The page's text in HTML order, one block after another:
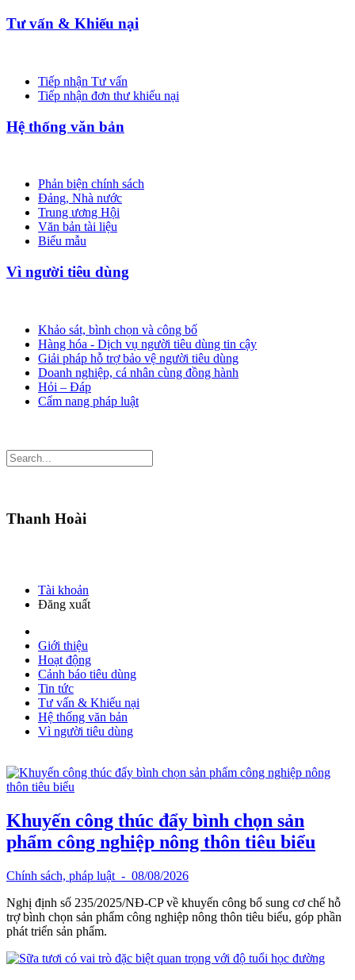
Tư vấn & Khiếu nại
Tiếp nhận Tư vấn
Tiếp nhận đơn thư khiếu nại
Hệ thống văn bản
Phản biện chính sách
Đảng, Nhà nước
Trung ương Hội
Văn bản tài liệu
Biểu mẫu
Vì người tiêu dùng
Khảo sát, bình chọn và công bố
Hàng hóa - Dịch vụ người tiêu dùng tin cậy
Giải pháp hỗ trợ bảo vệ người tiêu dùng
Doanh nghiệp, cá nhân cùng đồng hành
Hỏi – Đáp
Cẩm nang pháp luật
Thanh Hoài
Tài khoản
Đăng xuất
Giới thiệu
Hoạt động
Cảnh báo tiêu dùng
Tin tức
Tư vấn & Khiếu nại
Hệ thống văn bản
Vì người tiêu dùng
Khuyến công thúc đẩy bình chọn sản
phẩm công nghiệp nông thôn tiêu biểu
Chính sách, pháp luật - 08/08/2026
Nghị định số 235/2025/NĐ-CP về khuyến công bổ sung cơ chế hỗ
trợ bình chọn sản phẩm công nghiệp nông thôn tiêu biểu, góp phần
phát triển sản phẩm.